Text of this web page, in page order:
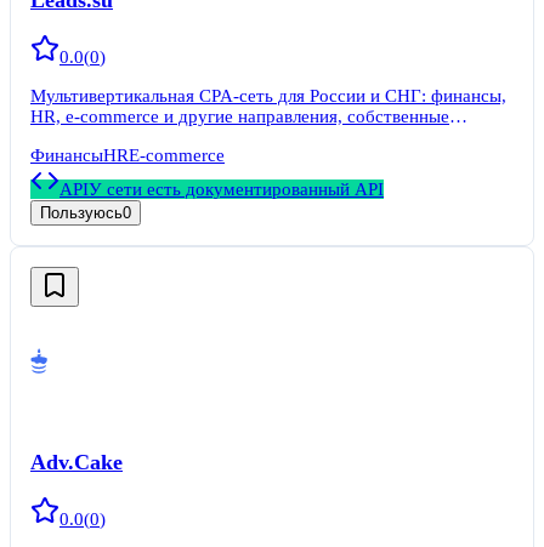
0.0(0)
Мультивертикальная CPA-сеть для России и СНГ: финансы,
HR, e-commerce и другие направления, собственные
ФинансыHRE-commerce
APIУ сети есть документированный API
Пользуюсь0
Adv.Cake
0.0(0)